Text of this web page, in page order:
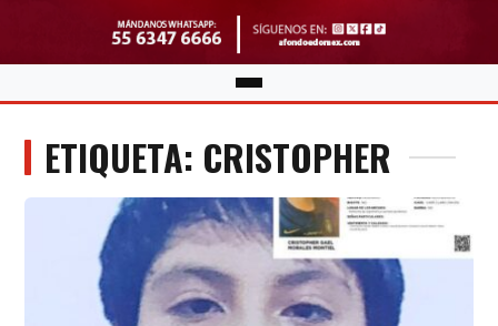
ETIQUETA: CRISTOPHER